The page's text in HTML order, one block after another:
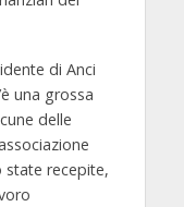
di Anci
una grossa
delle
state recepite,